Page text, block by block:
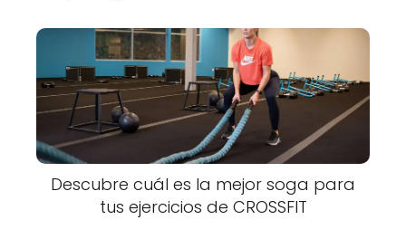
Descubre cuál es la mejor soga para
tus ejercicios de CROSSFIT